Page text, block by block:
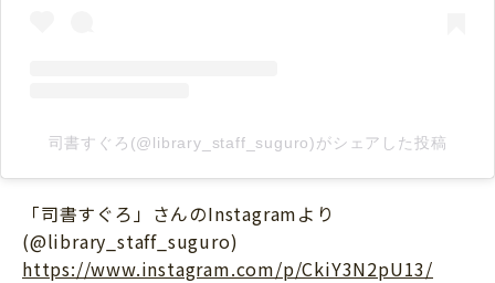
司書すぐろ(@library_staff_suguro)がシェアした投稿
「司書すぐろ」さんのInstagramより
(@library_staff_suguro)
https://www.instagram.com/p/CkiY3N2pU13/